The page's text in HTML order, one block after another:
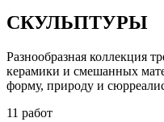
СКУЛЬПТУРЫ
Разнообразная коллекция
керамики и смешанных
форму, природу и
11 работ